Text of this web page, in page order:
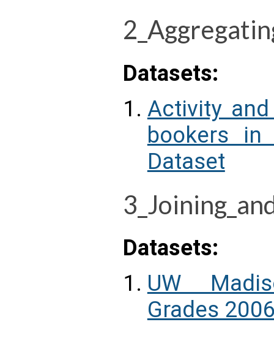
Datasets:
Activity
bookers
Dataset
Datasets:
UW
Grades